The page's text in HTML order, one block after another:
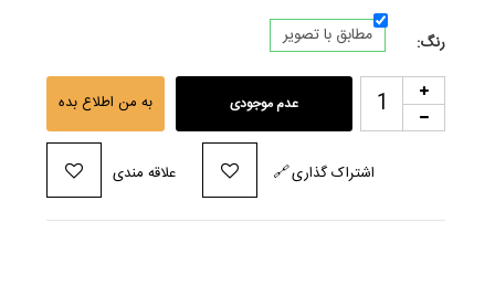
رنگ: مطابق با تصویر
عدم موجودی به من اطلاع بده
علاقه مندی 🔗اشتراک گذاری